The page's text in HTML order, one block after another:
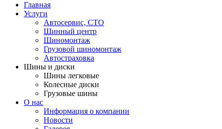
Главная
Услуги
Автосервис, СТО
Шинный центр
Шиномонтаж
Грузовой шиномонтаж
Автостраховка
Шины и диски
Шины легковые
Колесные диски
Грузовые шины
О нас
Информация о компании
Новости